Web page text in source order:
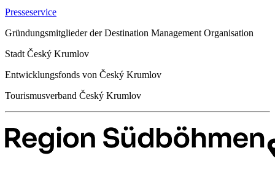
Presseservice
Gründungsmitglieder der Destination Management Organisation
Stadt Český Krumlov
Entwicklungsfonds von Český Krumlov
Tourismusverband Český Krumlov